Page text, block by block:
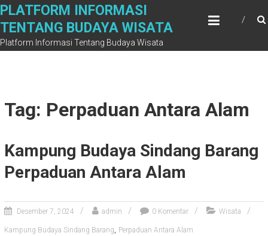
Skip
content
PLATFORM INFORMASI
TENTANG BUDAYA WISATA
Platform Informasi Tentang Budaya Wisata
Tag: Perpaduan Antara Alam
Kampung Budaya Sindang Barang
Perpaduan Antara Alam
Desember 7, 2024 admin 0 Komentar Wisata
Kampung Budaya Sindang Barang, Perpaduan Antara Alam